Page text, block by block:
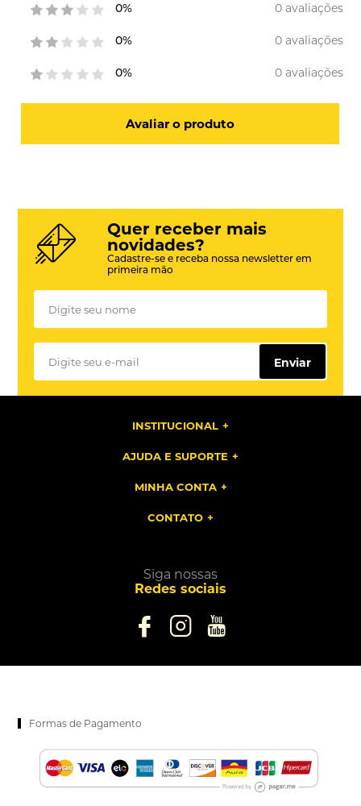
0% 0 avaliações
0% 0 avaliações
0% 0 avaliações
Avaliar o produto
Quer receber mais
novidades?
Cadastre-se e receba nossa newsletter em
primeira mão
Enviar
INSTITUCIONAL
AJUDA E SUPORTE
MINHA CONTA
CONTATO
Siga nossas
Redes sociais
Formas de Pagamento